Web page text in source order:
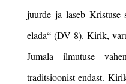
juurde ja laseb Kristuse
elada“ (DV 8). Kirik,
Jumala ilmutuse
traditsioonist endast.